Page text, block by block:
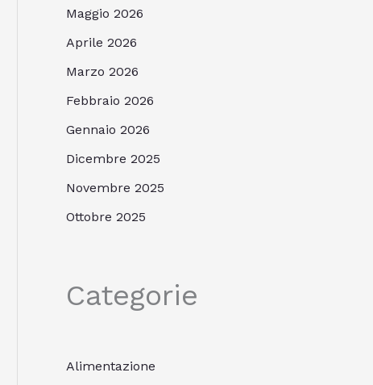
Maggio 2026
Aprile 2026
Marzo 2026
Febbraio 2026
Gennaio 2026
Dicembre 2025
Novembre 2025
Ottobre 2025
Categorie
Alimentazione